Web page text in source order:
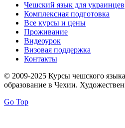
Чешский язык для украинцев
Комплексная подготовка
Все курсы и цены
Проживание
Видеоурок
Визовая поддержка
Контакты
© 2009-2025 Курсы чешского
образование в Чехии.
Go Top